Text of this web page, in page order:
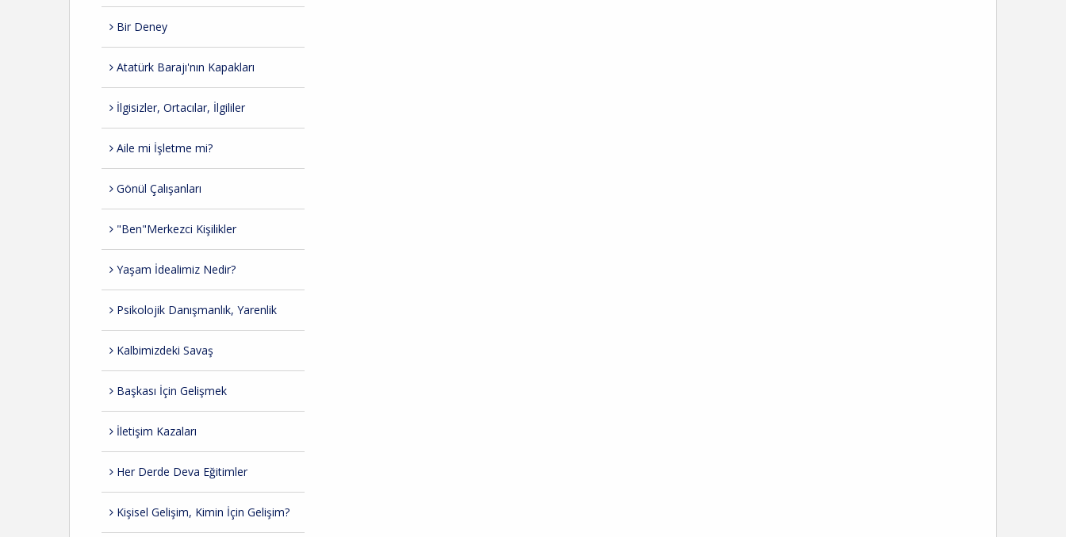
Bir Deney
Atatürk Barajı'nın Kapakları
İlgisizler, Ortacılar, İlgililer
Aile mi İşletme mi?
Gönül Çalışanları
"Ben"Merkezci Kişilikler
Yaşam İdealimiz Nedir?
Psikolojik Danışmanlık, Yarenlik
Kalbimizdeki Savaş
Başkası İçin Gelişmek
İletişim Kazaları
Her Derde Deva Eğitimler
Kişisel Gelişim, Kimin İçin Gelişim?